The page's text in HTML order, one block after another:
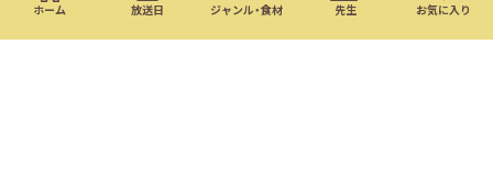
ホーム 放送日 ジャンル・食材 先生 お気に入り